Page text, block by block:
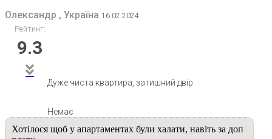
Олександр , Україна 16.02.2024
Рейтинг:
9.3
Дуже чиста квартира, затишний двір
Немає
Хотілося щоб у апартаментах були халати, навіть за доп